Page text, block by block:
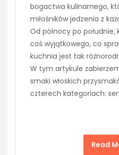
bogactwa kulinarnego,
miłośników jedzenia z
Od północy po
coś wyjątkowego, co
kuchnia jest tak
W tym artykule
smaki włoskich
czterech kategoriach:
Read